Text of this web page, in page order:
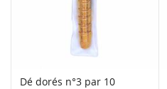
Dé dorés n°3 par 10